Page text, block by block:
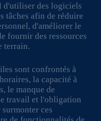
d'utiliser des logiciels
tâches afin de réduire
d'améliorer le
fournir des ressources
terrain.
sont confrontés à
la capacité à
le manque de
travail et l'obligation
ces